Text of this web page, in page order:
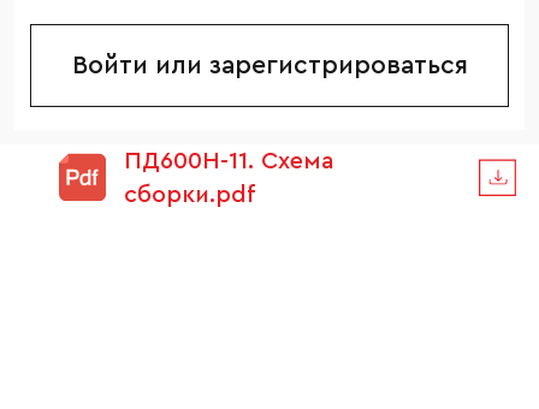
Войти или зарегистрироваться
ПД600Н-11. Схема
сборки.pdf